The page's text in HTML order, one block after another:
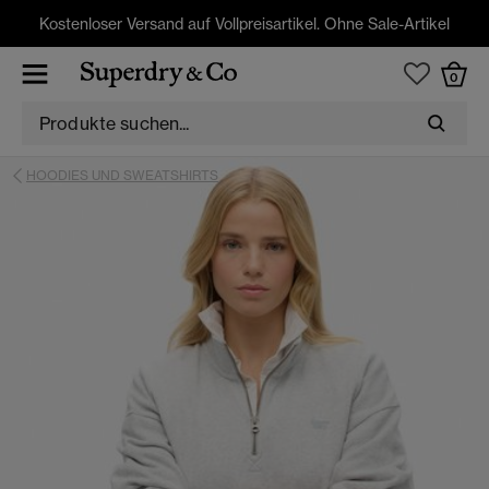
Kostenloser Versand auf Vollpreisartikel. Ohne Sale-Artikel
0
HOODIES UND SWEATSHIRTS